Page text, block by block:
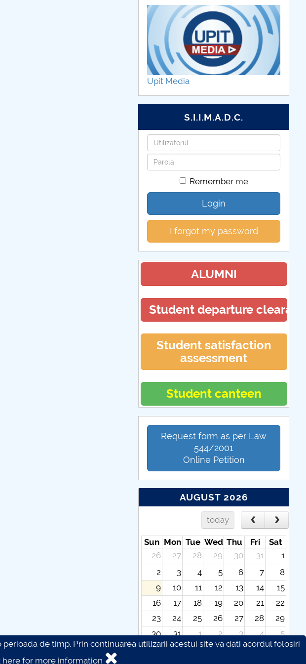
Upit Media
S.I.I.M.A.D.C.
Username
Password
Remember me
Login
I forgot my password
ALUMNI
Student departure
Student satisfaction
assessment
Student canteen
Request form as per Law
544/2001
Online Petition
AUGUST 2026
today
Sun Mon Tue Wed Thu Fri
Sat
26
27 28 29 30 31
1
2
3 4 5 6 7
8
9
10 11 12 13 14
15
16
17 18 19 20 21
22
23
24 25 26 27 28
29
30
31 1 2 3 4
5
de timp. Prin continuarea utilizarii acestui site va dati acordul folosiri
here for more information